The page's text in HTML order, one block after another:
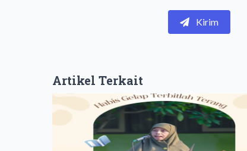
Kirim
Artikel Terkait